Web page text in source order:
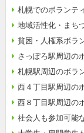
札幌でのボランテ
地域活性化・まち
貧困・人権系ボラ
さっぽろ駅周辺の
札幌駅周辺のボラ
西４丁目駅周辺の
西８丁目駅周辺の
社会人も参加可能